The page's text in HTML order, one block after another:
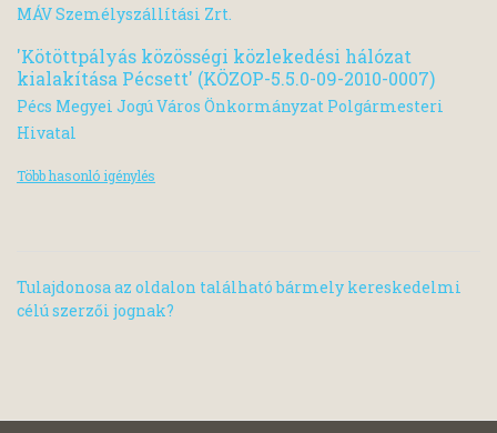
MÁV Személyszállítási Zrt.
'Kötöttpályás közösségi közlekedési hálózat
kialakítása Pécsett' (KÖZOP-5.5.0-09-2010-0007)
Pécs Megyei Jogú Város Önkormányzat Polgármesteri
Hivatal
Több hasonló igénylés
Tulajdonosa az oldalon található bármely kereskedelmi
célú szerzői jognak?